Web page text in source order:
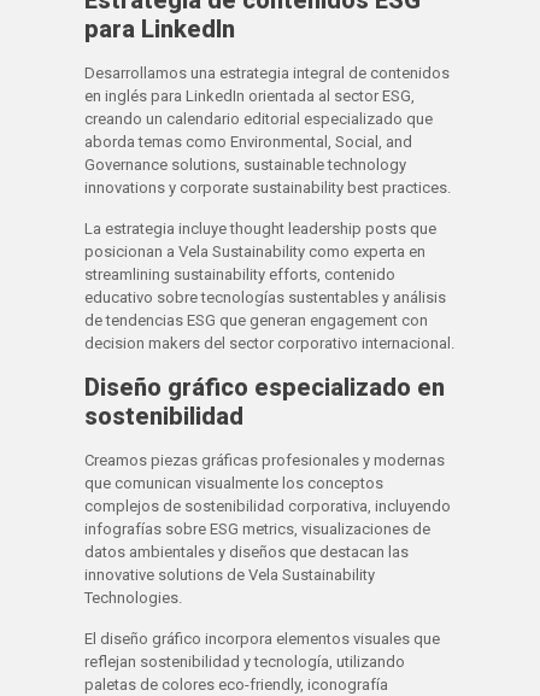
para LinkedIn
Desarrollamos una estrategia integral de contenidos
en inglés para LinkedIn orientada al sector ESG,
creando un calendario editorial especializado que
aborda temas como Environmental, Social, and
Governance solutions, sustainable technology
innovations y corporate sustainability best practices.
La estrategia incluye thought leadership posts que
posicionan a Vela Sustainability como experta en
streamlining sustainability efforts, contenido
educativo sobre tecnologías sustentables y análisis
de tendencias ESG que generan engagement con
decision makers del sector corporativo internacional.
Diseño gráfico especializado en
sostenibilidad
Creamos piezas gráficas profesionales y modernas
que comunican visualmente los conceptos
complejos de sostenibilidad corporativa, incluyendo
infografías sobre ESG metrics, visualizaciones de
datos ambientales y diseños que destacan las
innovative solutions de Vela Sustainability
Technologies.
El diseño gráfico incorpora elementos visuales que
reflejan sostenibilidad y tecnología, utilizando
paletas de colores eco-friendly, iconografía